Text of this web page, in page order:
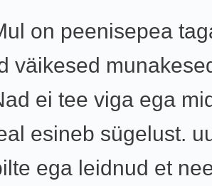
on peenisepea
väikesed
ei tee viga ega
esineb sügelust.
ega leidnud et